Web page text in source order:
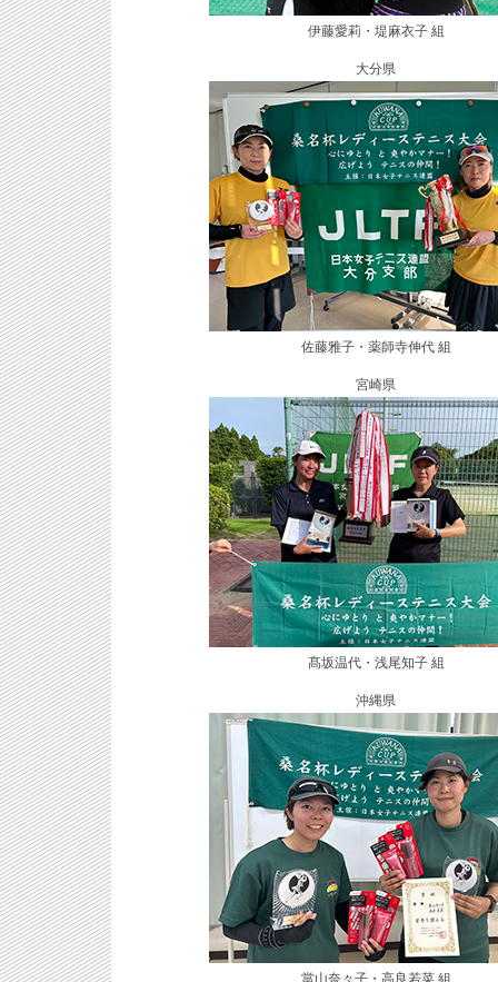
伊藤愛莉・堤麻衣子 組
大分県
佐藤雅子・薬師寺伸代 組
宮崎県
髙坂温代・浅尾知子 組
沖縄県
當山奈々子・高良若菜 組